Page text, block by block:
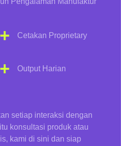
setiap interaksi dengan
konsultasi produk atau
kami di sini dan siap
+
Cetakan Proprietary
+ Output Harian